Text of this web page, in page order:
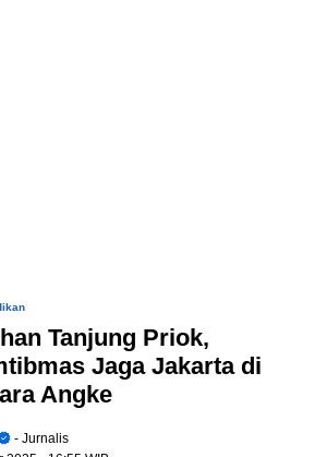
Tanjung Priok,
Jaga Jakarta di
Angke
- Jurnalis